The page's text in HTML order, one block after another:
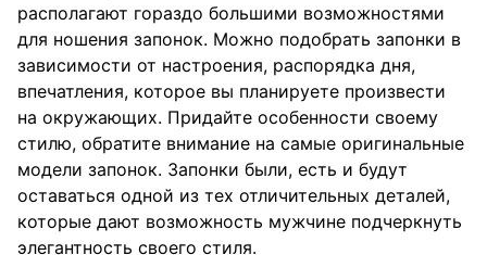
располагают гораздо большими возможностями
для ношения запонок. Можно подобрать запонки в
зависимости от настроения, распорядка дня,
впечатления, которое вы планируете произвести
на окружающих. Придайте особенности своему
стилю, обратите внимание на самые оригинальные
модели запонок. Запонки были, есть и будут
оставаться одной из тех отличительных деталей,
которые дают возможность мужчине подчеркнуть
элегантность своего стиля.